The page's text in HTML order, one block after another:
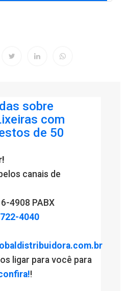
sobre
com
de 50
canais de
4908 PABX
4040
ligar para você para
!